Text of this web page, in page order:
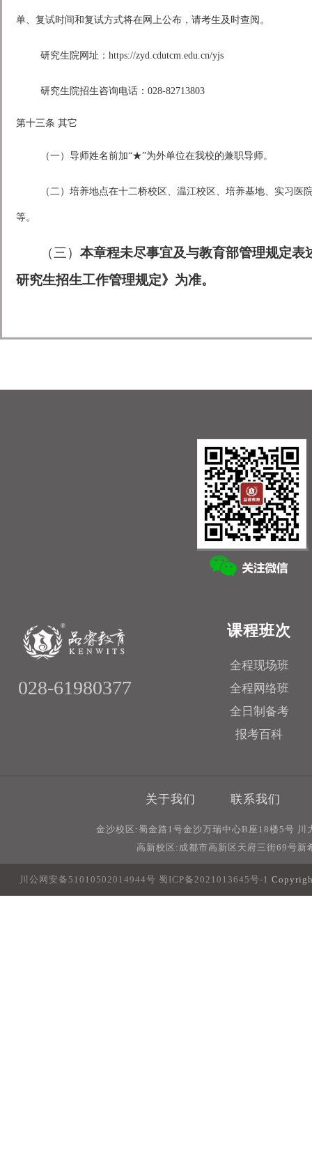
单、复试时间和复试方式将在网上公布，请考生及时查阅。
研究生院网址：https://zyd.cdutcm.edu.cn/yjs
研究生院招生咨询电话：028-82713803
第十三条 其它
（一）导师姓名前加“★”为外单位在我校的兼职导师。
（二）培养地点在十二桥校区、温江校区、培养基地、实习
等。
（三） 本章程未尽事宜及与教育部管理规定
研究生招生工作管理规定》为准。
028-61980377
课程班次
全程现场班
全程网络班
全日制备考
报考百科
关于我们 联系我们
金沙校区:蜀金路1号金沙万瑞中心B座18楼5号
高新校区:成都市高新区天府三街69号
川公网安备51010502014944号 蜀ICP备2021013645号-1